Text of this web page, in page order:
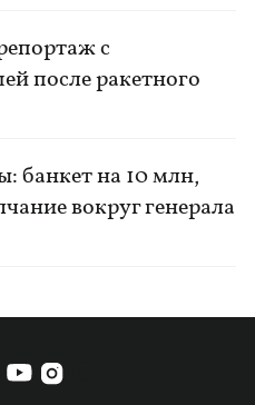
с
после ракетного
банкет на 10 млн,
вокруг генерала